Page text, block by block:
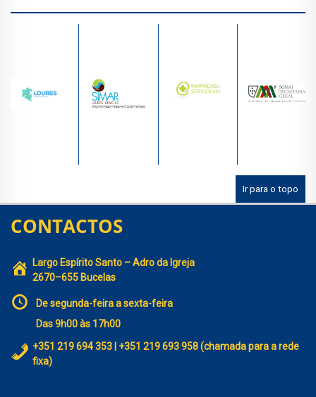
Ir para o topo
CONTACTOS
Largo Espírito Santo – Adro da Igreja
2670–655 Bucelas
De segunda-feira a sexta-feira
Das 9h00 às 17h00
+351 219 694 353 | +351 219 693 958 (chamada para a rede
fixa)